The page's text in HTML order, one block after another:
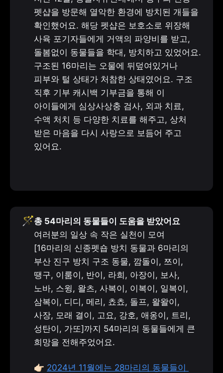
펫샵을 방문해 열악한 환경에 방치된 개들을
확인했어요. 해당 펫샵은 보호소로 위장해
사육 포기자들에게 거액의 파양비를 받고,
돌봄없이 동물들을 학대, 방치하고 있었어요.
구조된 16마리는 오물에 뒤덮여있거나
피부와 털 상태가 처참한 상태였어요. 구조
직후 기부 캐시백 기부금을 통해 이
아이들에게 심상사상충 검사, 외과 치료,
수액 처치 등 다양한 치료를 해주고, 상처
받은 마음을 다시 사랑으로 보듬어 주고
있어요.
🪄
여러분의 일상 속 작은 실천이 모여
[16마리의 신종펫숍 방치 동물과 6마리의
부산 진구 방치 구조 동물, 깜돌이, 쯔이,
땡구, 이룸이, 반이, 라희, 아장이, 보사,
노바, 스윙, 왈츠, 사복이, 이복이, 일복이,
삼복이, 디디, 메리, 쵸쵸, 돌프, 왈왈이,
사장, 모래 결이, 고요, 강호, 애옹이, 트리,
성탄이, 가또]까지 54마리의 동물들에게 큰
희망을 전해주었어요.
👉🏻 2024년 11월에는 28마리의 동물들이